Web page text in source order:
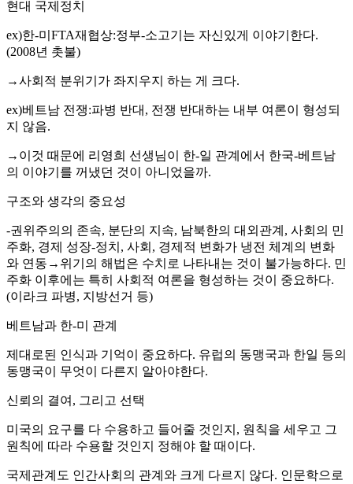
현대 국제정치
ex)한-미FTA재협상:정부-소고기는 자신있게 이야기한다.
(2008년 촛불)
→사회적 분위기가 좌지우지 하는 게 크다.
ex)베트남 전쟁:파병 반대, 전쟁 반대하는 내부 여론이 형성되
지 않음.
→이것 때문에 리영희 선생님이 한-일 관계에서 한국-베트남
의 이야기를 꺼냈던 것이 아니었을까.
구조와 생각의 중요성
-권위주의의 존속, 분단의 지속, 남북한의 대외관계, 사회의 민
주화, 경제 성장-정치, 사회, 경제적 변화가 냉전 체계의 변화
와 연동→위기의 해법은 수치로 나타내는 것이 불가능하다. 민
주화 이후에는 특히 사회적 여론을 형성하는 것이 중요하다.
(이라크 파병, 지방선거 등)
베트남과 한-미 관계
제대로된 인식과 기억이 중요하다. 유럽의 동맹국과 한일 등의
동맹국이 무엇이 다른지 알아야한다.
신뢰의 결여, 그리고 선택
미국의 요구를 다 수용하고 들어줄 것인지, 원칙을 세우고 그
원칙에 따라 수용할 것인지 정해야 할 때이다.
국제관계도 인간사회의 관계와 크게 다르지 않다. 인문학으로